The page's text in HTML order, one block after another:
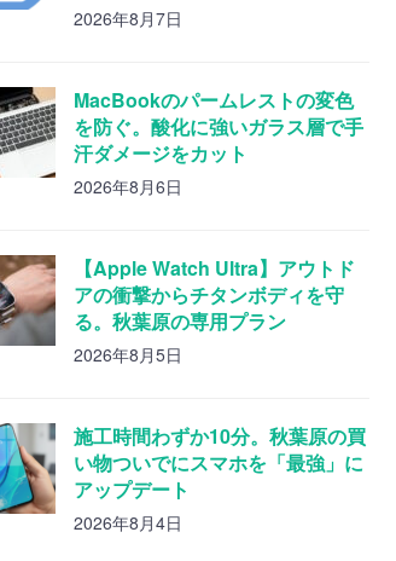
2026年8月7日
MacBookのパームレストの変色
を防ぐ。酸化に強いガラス層で手
汗ダメージをカット
2026年8月6日
【Apple Watch Ultra】アウトド
アの衝撃からチタンボディを守
る。秋葉原の専用プラン
2026年8月5日
施工時間わずか10分。秋葉原の買
い物ついでにスマホを「最強」に
アップデート
2026年8月4日